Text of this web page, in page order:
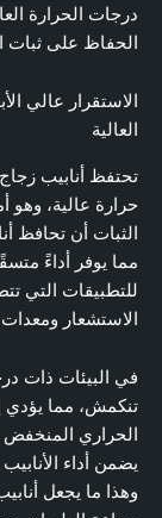
درجات الحرارة
الحفاظ على ثبات
الاستقرار عالي
العالية
تحتفظ أنابيب
حرارة عالية،
الثبات أن تحافظ
مما يوفر أداءً
للتطبيقات التي
الاستشعار ومعدات
في البيئات ذات
تنكمش، مما يؤدي
الحراري المنخفض
يضمن أداء
وهذا ما يجعل